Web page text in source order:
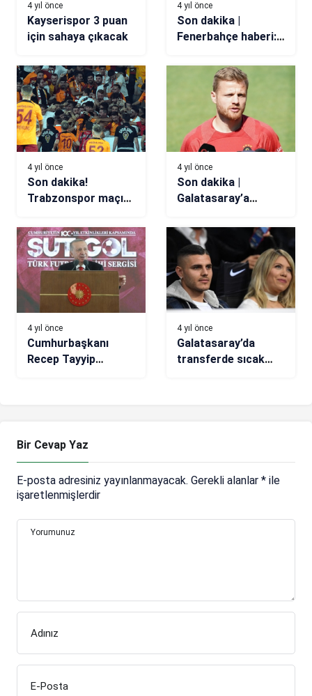
4 yıl önce
Kayserispor 3 puan
için sahaya çıkacak
4 yıl önce
Son dakika |
Fenerbahçe haberi:
İstanbul’dan
ayrılarak Lizbon’a
taşındı!
4 yıl önce
Son dakika!
Trabzonspor maçı
taraftarına müjde
4 yıl önce
Son dakika |
Galatasaray’a
kötü haber
4 yıl önce
Cumhurbaşkanı
Recep Tayyip
4 yıl önce
Galatasaray’da
transferde sıcak
Bir Cevap Yaz
E-posta adresiniz yayınlanmayacak. Gerekli alanlar * ile
işaretlenmişlerdir
Yorumunuz
Adınız
E-Posta